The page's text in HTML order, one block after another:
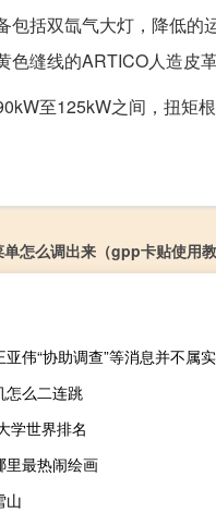
包括双氙气大灯，降低的
色缝线的ARTICO人造皮
至125kW之间，扭矩
怎么调出来（gpp卡贴使用教
伟“协助调查”等消息并不属
怎么二连跳
学世界排名
里最热闹绘画
山